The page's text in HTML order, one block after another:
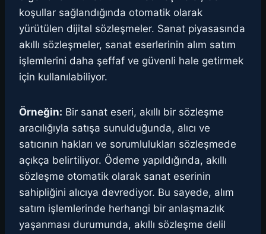
koşullar sağlandığında otomatik olarak
yürütülen dijital sözleşmeler. Sanat piyasasında
akıllı sözleşmeler, sanat eserlerinin alım satım
işlemlerini daha şeffaf ve güvenli hale getirmek
için kullanılabiliyor.
Örneğin: Bir sanat eseri, akıllı bir sözleşme
aracılığıyla satışa sunulduğunda, alıcı ve
satıcının hakları ve sorumlulukları sözleşmede
açıkça belirtiliyor. Ödeme yapıldığında, akıllı
sözleşme otomatik olarak sanat eserinin
sahipliğini alıcıya devrediyor. Bu sayede, alım
satım işlemlerinde herhangi bir anlaşmazlık
yaşanması durumunda, akıllı sözleşme delil